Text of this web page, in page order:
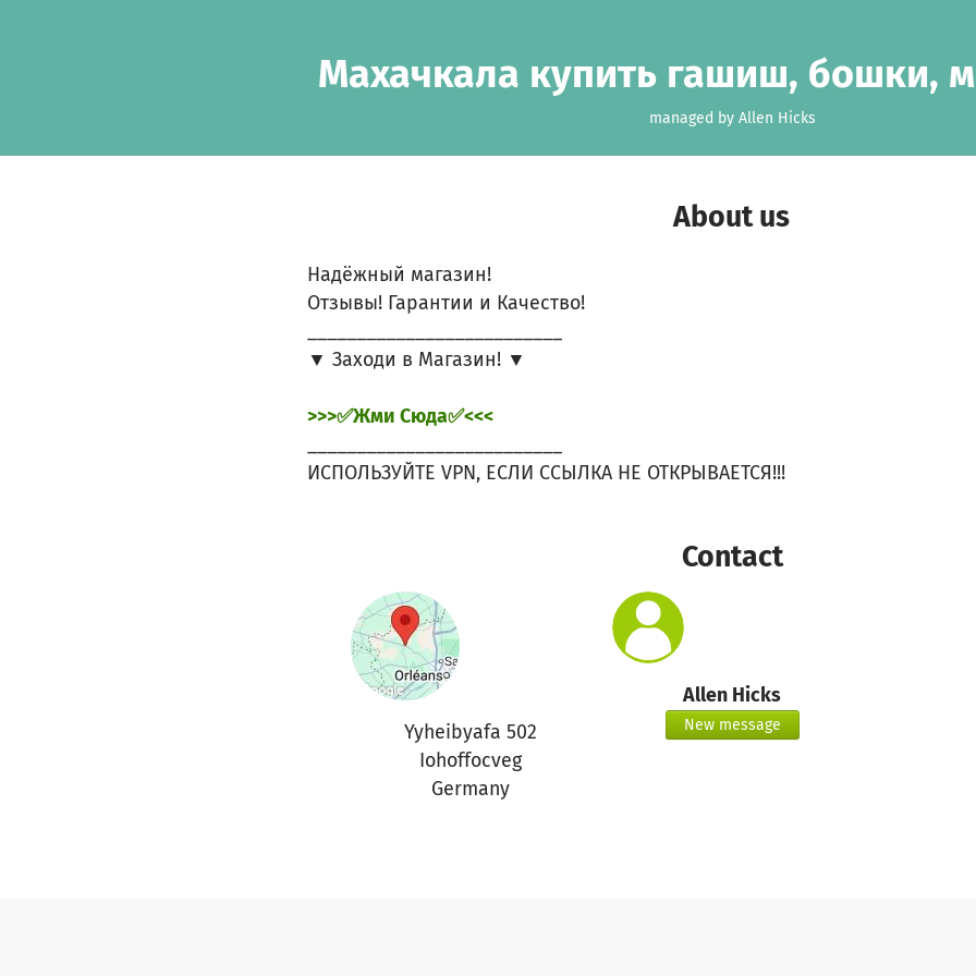
Махачкала купить гашиш, бошки,
managed by Allen Hicks
About us
Надёжный магазин!
Отзывы! Гарантии и Качество!
▼ Заходи в Магазин! ▼
>>>✅Жми Сюда✅<<<
ИСПОЛЬЗУЙТЕ VPN, ЕСЛИ ССЫЛКА НЕ ОТКРЫВАЕТСЯ!!!
Contact
Yyheibyafa 502
Iohoffocveg
Germany
Allen Hicks
New message